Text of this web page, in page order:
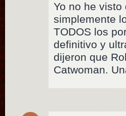
Yo no he
simplemente
TODOS los
definitivo y
dijeron que
Catwoman.